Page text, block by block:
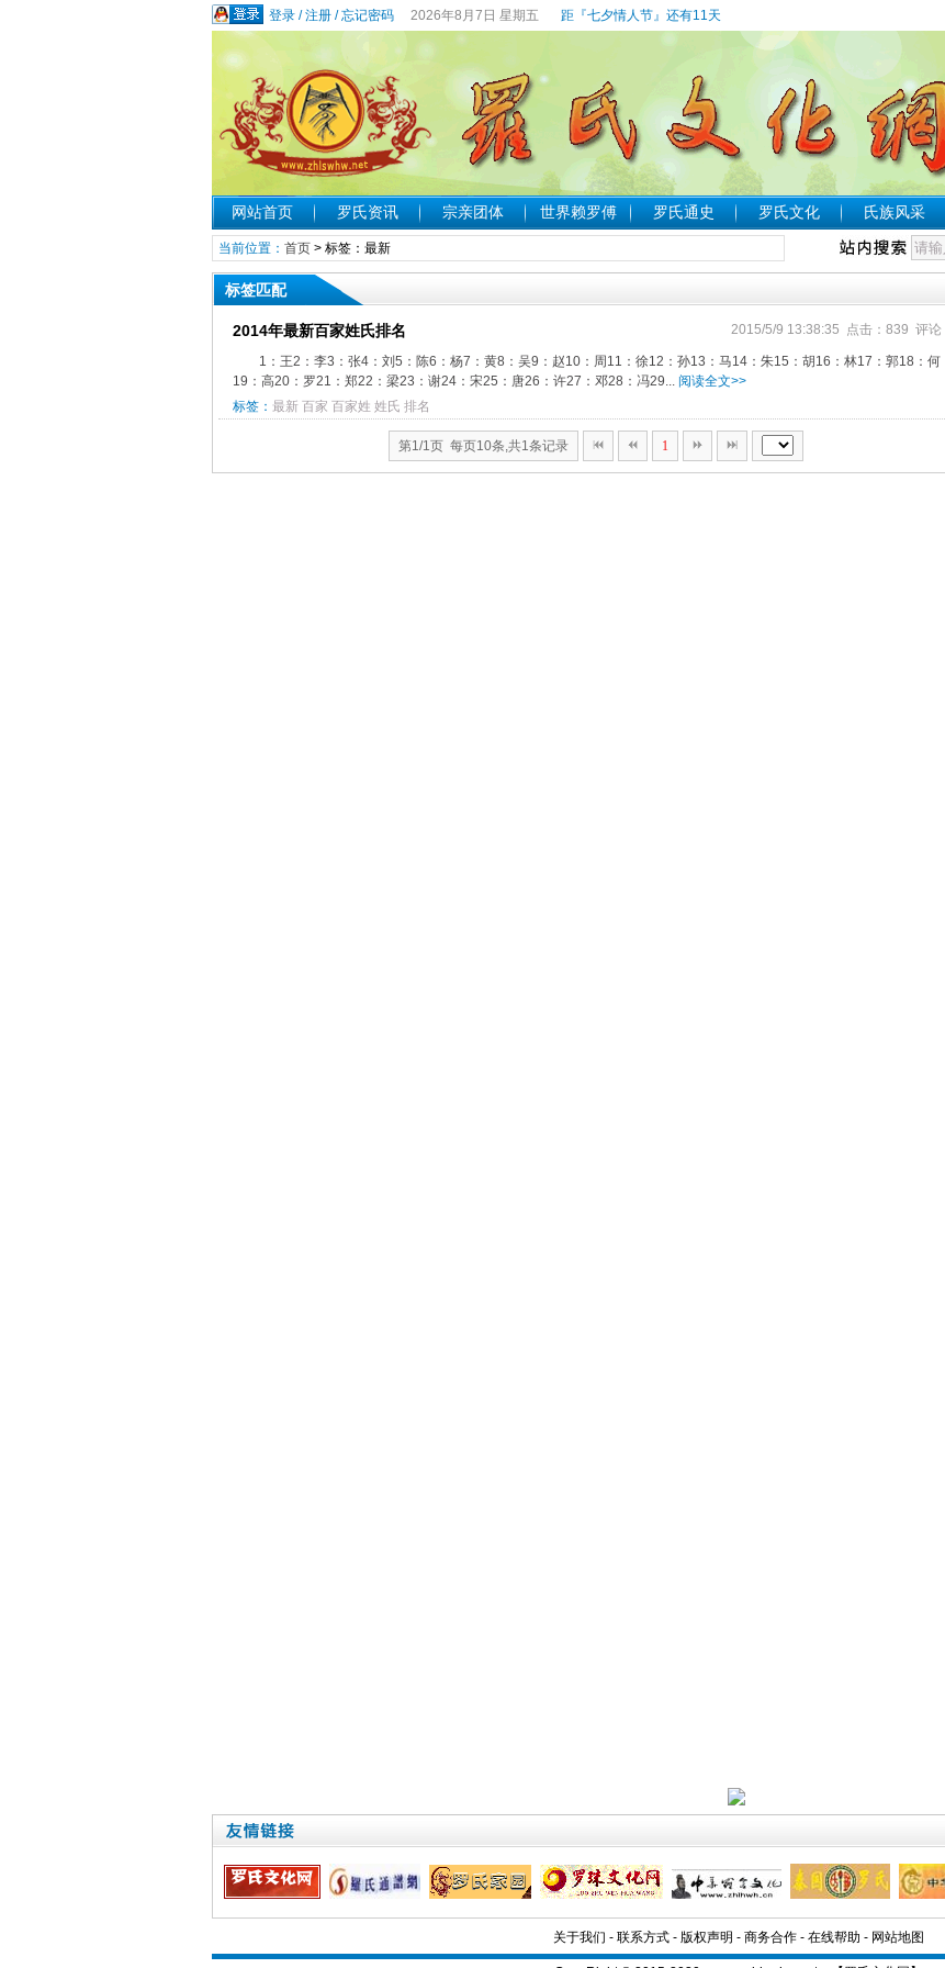
登录/注册/忘记密码 2026年8月7日 星期五 距『七夕情人节』还有11天
网站首页 罗氏资讯 宗亲团体 世界赖罗傅 罗氏通史 罗氏文化 氏族风采
当前位置： 首页> 标签：最新
标签匹配
2015/5/9 13:38:35 点击：839 评论
2014年最新百家姓氏排名
1：王2：李3：张4：刘5：陈6：杨7：黄8：吴9：赵10：周11：徐12：孙13：马14：朱15：胡16：林17：郭18：何
19：高20：罗21：郑22：梁23：谢24：宋25：唐26：许27：邓28：冯29... 阅读全文>>
标签： 最新 百家 百家姓 姓氏 排名
第1/1页 每页10条,共1条记录 1
关于我们 - 联系方式- 版权声明 - 商务合作- 在线帮助 - 网站地图